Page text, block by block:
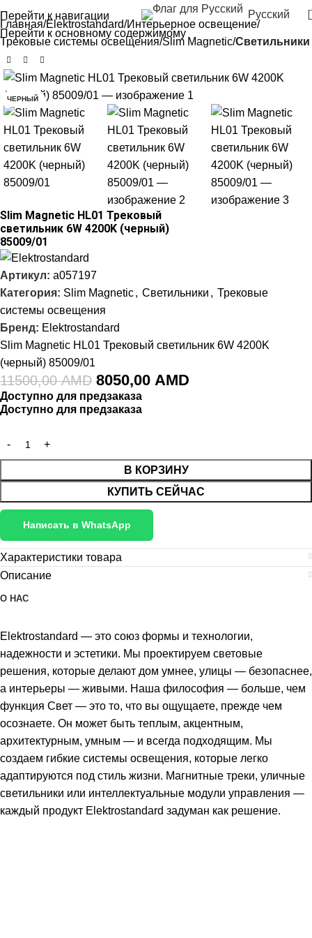
Перейти к навигации
Перейти к основному содержимому
Русский
Главная Elektrostandard Интерьерное освещение
Трековые системы освещения Slim Magnetic Светильники
-30%
ЧЕРНЫЙ
Slim Magnetic HL01 Трековый
светильник 6W 4200K (черный)
85009/01
Артикул: a057197
Категория: Slim Magnetic, Светильники , Трековые
системы освещения
Бренд: Elektrostandard
Slim Magnetic HL01 Трековый светильник 6W 4200K
(черный) 85009/01
11500,00AMD 8050,00 AMD
Доступно для предзаказа
Доступно для предзаказа
В КОРЗИНУ
КУПИТЬ СЕЙЧАС
Написать в WhatsApp
Характеристики товара
Описание
О НАС
Elektrostandard — это союз формы и технологии,
надежности и эстетики. Мы проектируем световые
решения, которые делают дом умнее, улицы — безопаснее,
а интерьеры — живыми. Наша философия — больше, чем
функция Свет — это то, что вы ощущаете, прежде чем
осознаете. Он может быть теплым, акцентным,
архитектурным, умным — и всегда подходящим. Мы
создаем гибкие системы освещения, которые легко
адаптируются под стиль жизни. Магнитные треки, уличные
светильники или интеллектуальные модули управления —
каждый продукт Elektrostandard задуман как решение.